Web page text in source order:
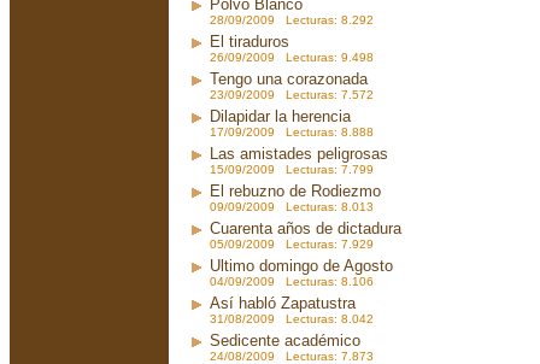
Polvo Blanco
28/09/2009 Lecturas: 8.292
El tiraduros
26/09/2009 Lecturas: 9.498
Tengo una corazonada
23/09/2009 Lecturas: 7.572
Dilapidar la herencia
17/09/2009 Lecturas: 8.888
Las amistades peligrosas
15/09/2009 Lecturas: 7.799
El rebuzno de Rodiezmo
09/09/2009 Lecturas: 8.013
Cuarenta años de dictadura
05/09/2009 Lecturas: 7.929
Ultimo domingo de Agosto
04/09/2009 Lecturas: 8.106
Así habló Zapatustra
31/08/2009 Lecturas: 8.042
Sedicente académico
24/08/2009 Lecturas: 7.873